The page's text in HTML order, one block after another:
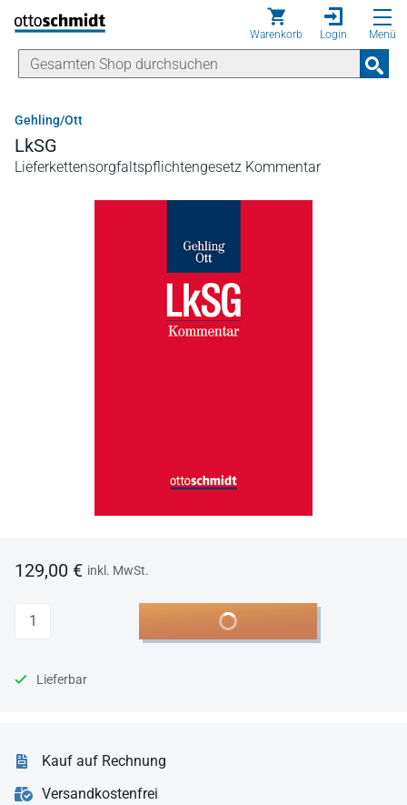
Direkt zum Inhalt
Warenkorb Login Menü
Gehling/Ott
LkSG
Lieferkettensorgfaltspflichtengesetz Kommentar
129,00 € inkl. MwSt.
Anzahl In den Warenkorb
Lieferbar
Kauf auf Rechnung
Versandkostenfrei